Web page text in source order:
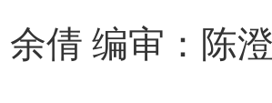
余倩 编审：陈